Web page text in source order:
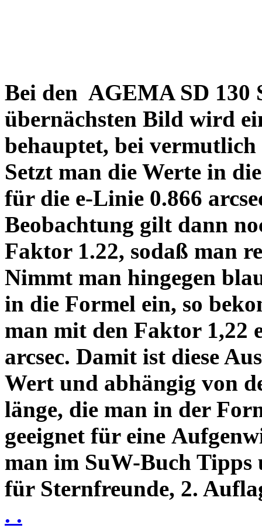
Bei den AGEMA SD 130
übernächsten Bild wird
behauptet, bei vermutlich
Setzt man die Werte in
für die e-Linie 0.866
Beobachtung gilt dann
Faktor 1.22, sodaß man
Nimmt man hingegen
in die Formel ein, so
man mit den Faktor 1,22
arcsec. Damit ist diese
Wert und abhängig von
länge, die man in der
geeignet für eine
man im SuW-Buch Tipps
für Sternfreunde, 2.
. .